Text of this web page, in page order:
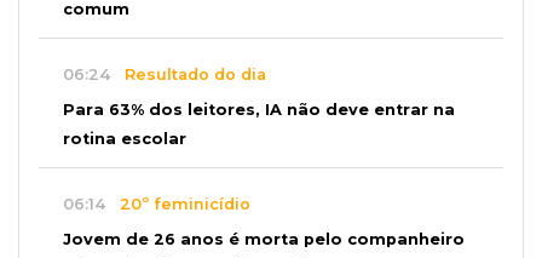
comum
06:24 Resultado do dia
Para 63% dos leitores, IA não deve entrar na
rotina escolar
06:14 20º feminicídio
Jovem de 26 anos é morta pelo companheiro